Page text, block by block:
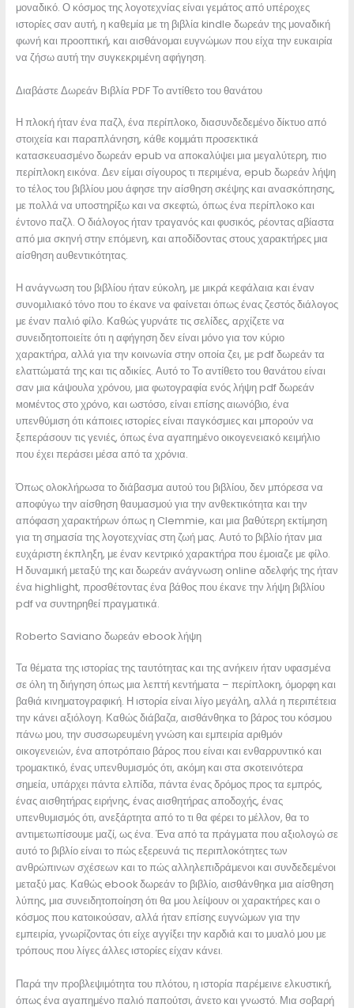
μοναδικό. Ο κόσμος της λογοτεχνίας είναι γεμάτος από υπέροχες
ιστορίες σαν αυτή, η καθεμία με τη βιβλία kindle δωρεάν της μοναδική
φωνή και προοπτική, και αισθάνομαι ευγνώμων που είχα την ευκαιρία
να ζήσω αυτή την συγκεκριμένη αφήγηση.
Διαβάστε Δωρεάν Βιβλία PDF Το αντίθετο του θανάτου
Η πλοκή ήταν ένα παζλ, ένα περίπλοκο, διασυνδεδεμένο δίκτυο από
στοιχεία και παραπλάνηση, κάθε κομμάτι προσεκτικά
κατασκευασμένο δωρεάν epub να αποκαλύψει μια μεγαλύτερη, πιο
περίπλοκη εικόνα. Δεν είμαι σίγουρος τι περιμένα, epub δωρεάν λήψη
το τέλος του βιβλίου μου άφησε την αίσθηση σκέψης και ανασκόπησης,
με πολλά να υποστηρίξω και να σκεφτώ, όπως ένα περίπλοκο και
έντονο παζλ. Ο διάλογος ήταν τραγανός και φυσικός, ρέοντας αβίαστα
από μια σκηνή στην επόμενη, και αποδίδοντας στους χαρακτήρες μια
αίσθηση αυθεντικότητας.
Η ανάγνωση του βιβλίου ήταν εύκολη, με μικρά κεφάλαια και έναν
συνομιλιακό τόνο που το έκανε να φαίνεται όπως ένας ζεστός διάλογος
με έναν παλιό φίλο. Καθώς γυρνάτε τις σελίδες, αρχίζετε να
συνειδητοποιείτε ότι η αφήγηση δεν είναι μόνο για τον κύριο
χαρακτήρα, αλλά για την κοινωνία στην οποία ζει, με pdf δωρεάν τα
ελαττώματά της και τις αδικίες. Αυτό το Το αντίθετο του θανάτου είναι
σαν μια κάψουλα χρόνου, μια φωτογραφία ενός λήψη pdf δωρεάν
момέντος στο χρόνο, και ωστόσο, είναι επίσης αιωνόβιο, ένα
υπενθύμιση ότι κάποιες ιστορίες είναι παγκόσμιες και μπορούν να
ξεπεράσουν τις γενιές, όπως ένα αγαπημένο οικογενειακό κειμήλιο
που έχει περάσει μέσα από τα χρόνια.
Όπως ολοκλήρωσα το διάβασμα αυτού του βιβλίου, δεν μπόρεσα να
αποφύγω την αίσθηση θαυμασμού για την ανθεκτικότητα και την
απόφαση χαρακτήρων όπως η Clemmie, και μια βαθύτερη εκτίμηση
για τη σημασία της λογοτεχνίας στη ζωή μας. Αυτό το βιβλίο ήταν μια
ευχάριστη έκπληξη, με έναν κεντρικό χαρακτήρα που έμοιαζε με φίλο.
Η δυναμική μεταξύ της και δωρεάν ανάγνωση online αδελφής της ήταν
ένα highlight, προσθέτοντας ένα βάθος που έκανε την λήψη βιβλίου
pdf να συντηρηθεί πραγματικά.
Roberto Saviano δωρεάν ebook λήψη
Τα θέματα της ιστορίας της ταυτότητας και της ανήκειν ήταν υφασμένα
σε όλη τη διήγηση όπως μια λεπτή κεντήματα – περίπλοκη, όμορφη και
βαθιά κινηματογραφική. Η ιστορία είναι λίγο μεγάλη, αλλά η περιπέτεια
την κάνει αξιόλογη. Καθώς διάβαζα, αισθάνθηκα το βάρος του κόσμου
πάνω μου, την συσσωρευμένη γνώση και εμπειρία αριθμόν
οικογενειών, ένα αποτρόπαιο βάρος που είναι και ενθαρρυντικό και
τρομακτικό, ένας υπενθυμισμός ότι, ακόμη και στα σκοτεινότερα
σημεία, υπάρχει πάντα ελπίδα, πάντα ένας δρόμος προς τα εμπρός,
ένας αισθητήρας ειρήνης, ένας αισθητήρας αποδοχής, ένας
υπενθυμισμός ότι, ανεξάρτητα από το τι θα φέρει το μέλλον, θα το
αντιμετωπίσουμε μαζί, ως ένα. Ένα από τα πράγματα που αξιολογώ σε
αυτό το βιβλίο είναι το πώς εξερευνά τις περιπλοκότητες των
ανθρώπινων σχέσεων και το πώς αλληλεπιδράμενοι και συνδεδεμένοι
μεταξύ μας. Καθώς ebook δωρεάν το βιβλίο, αισθάνθηκα μια αίσθηση
λύπης, μια συνειδητοποίηση ότι θα μου λείψουν οι χαρακτήρες και ο
κόσμος που κατοικούσαν, αλλά ήταν επίσης ευγνώμων για την
εμπειρία, γνωρίζοντας ότι είχε αγγίξει την καρδιά και το μυαλό μου με
τρόπους που λίγες άλλες ιστορίες είχαν κάνει.
Παρά την προβλεψιμότητα του πλότου, η ιστορία παρέμεινε ελκυστική,
όπως ένα αγαπημένο παλιό παπούτσι, άνετο και γνωστό. Μια σοβαρή